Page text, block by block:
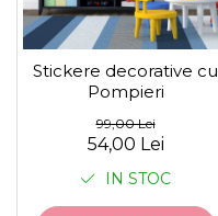
Stickere decorative cu
Pompieri
99,00 Lei
54,00 Lei
IN STOC